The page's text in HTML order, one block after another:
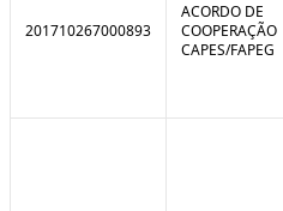
201710267000893
ACORDO DE
COOPERAÇÃO
CAPES/FAPEG